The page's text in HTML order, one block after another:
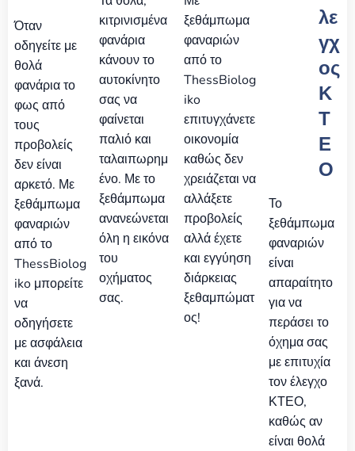
Όταν
οδηγείτε με
θολά
φανάρια το
φως από
τους
προβολείς
δεν είναι
αρκετό. Με
ξεθάμπωμα
φαναριών
από το
ThessBiolog
iko μπορείτε
να
οδηγήσετε
με ασφάλεια
και άνεση
ξανά.
κιτρινισμένα
φανάρια
κάνουν το
αυτοκίνητο
σας να
φαίνεται
παλιό και
ταλαιπωρημ
ένο. Με το
ξεθάμπωμα
ανανεώνεται
όλη η εικόνα
του
οχήματος
σας.
ξεθάμπωμα
φαναριών
από το
ThessBiolog
iko
επιτυγχάνετε
οικονομία
καθώς δεν
χρειάζεται να
αλλάξετε
προβολείς
αλλά έχετε
και εγγύηση
διάρκειας
ξεθαμπώματ
ος!
λε
γχ
ος
Κ
Τ
Ε
Ο
Το
ξεθάμπωμα
φαναριών
είναι
απαραίτητο
για να
περάσει το
όχημα σας
με επιτυχία
τον έλεγχο
ΚΤΕΟ,
καθώς αν
είναι θολά